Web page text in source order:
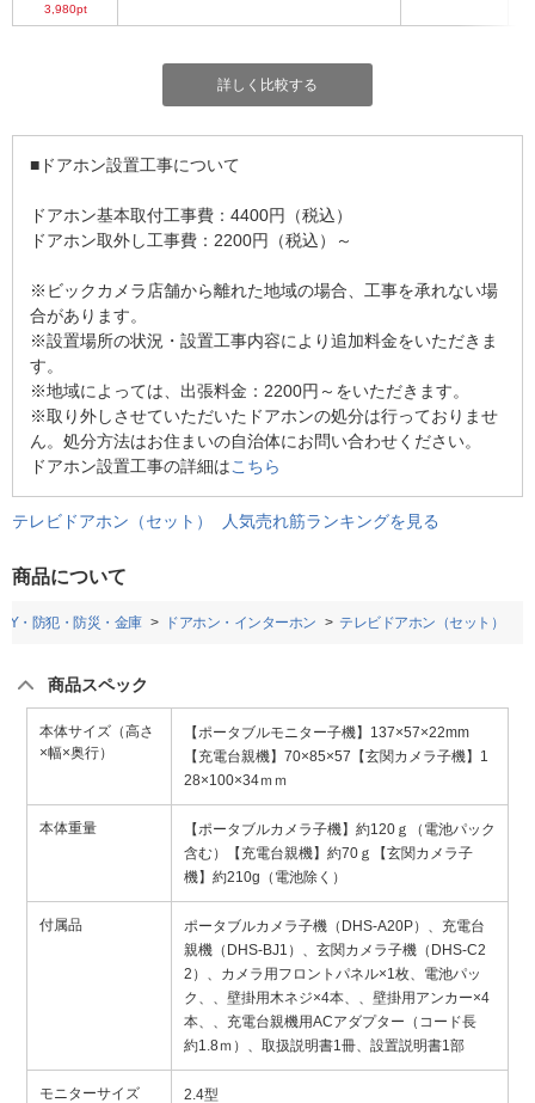
3,980pt
詳しく比較する
■ドアホン設置工事について
ドアホン基本取付工事費：4400円（税込）
ドアホン取外し工事費：2200円（税込）～
※ビックカメラ店舗から離れた地域の場合、工事を承れない場
合があります。
※設置場所の状況・設置工事内容により追加料金をいただきま
す。
※地域によっては、出張料金：2200円～をいただきます。
※取り外しさせていただいたドアホンの処分は行っておりませ
ん。処分方法はお住まいの自治体にお問い合わせください。
ドアホン設置工事の詳細はこちら
テレビドアホン（セット） 人気売れ筋ランキングを見る
商品について
・防犯・防災・金庫 ドアホン・インターホン テレビドアホン（セット）
商品スペック
本体サイズ（高さ
×幅×奥行）
【ポータブルモニター子機】137×57×22mm
【充電台親機】70×85×57【玄関カメラ子機】1
28×100×34ｍｍ
本体重量
【ポータブルカメラ子機】約120ｇ（電池パック
含む）【充電台親機】約70ｇ【玄関カメラ子
機】約210g（電池除く）
付属品
ポータブルカメラ子機（DHS-A20P）、充電台
親機（DHS-BJ1）、玄関カメラ子機（DHS-C2
2）、カメラ用フロントパネル×1枚、電池パッ
ク、、壁掛用木ネジ×4本、、壁掛用アンカー×4
本、、充電台親機用ACアダプター（コード長
約1.8ｍ）、取扱説明書1冊、設置説明書1部
モニターサイズ 2.4型